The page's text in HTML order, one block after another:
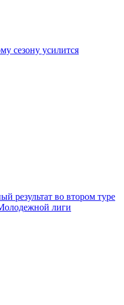
сезону усилится
результат во втором туре
лиги